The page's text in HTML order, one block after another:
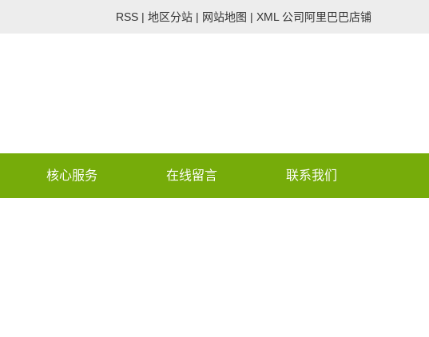
RSS | 地区分站 | 网站地图 | XML 公司阿里巴巴店铺
核心服务 在线留言 联系我们